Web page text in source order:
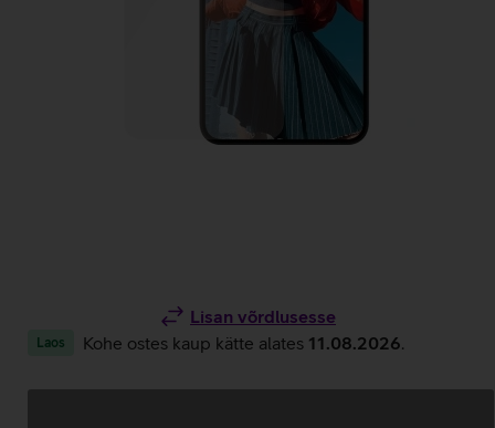
Lisan võrdlusesse
Laos Kohe ostes kaup kätte alates 11.08.2026